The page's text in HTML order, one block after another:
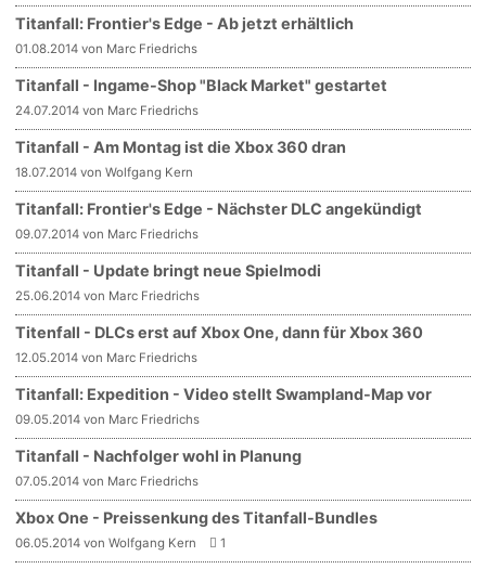
Titanfall: Frontier's Edge - Ab jetzt erhältlich
01.08.2014 von Marc Friedrichs
Titanfall - Ingame-Shop "Black Market" gestartet
24.07.2014 von Marc Friedrichs
Titanfall - Am Montag ist die Xbox 360 dran
18.07.2014 von Wolfgang Kern
Titanfall: Frontier's Edge - Nächster DLC angekündigt
09.07.2014 von Marc Friedrichs
Titanfall - Update bringt neue Spielmodi
25.06.2014 von Marc Friedrichs
Titenfall - DLCs erst auf Xbox One, dann für Xbox 360
12.05.2014 von Marc Friedrichs
Titanfall: Expedition - Video stellt Swampland-Map vor
09.05.2014 von Marc Friedrichs
Titanfall - Nachfolger wohl in Planung
07.05.2014 von Marc Friedrichs
Xbox One - Preissenkung des Titanfall-Bundles
06.05.2014 von Wolfgang Kern 1